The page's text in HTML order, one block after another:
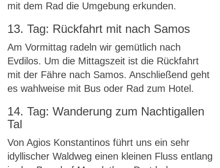
mit dem Rad die Umgebung erkunden.
13. Tag: Rückfahrt mit nach Samos
Am Vormittag radeln wir gemütlich nach
Evdilos. Um die Mittagszeit ist die Rückfahrt
mit der Fähre nach Samos. Anschließend geht
es wahlweise mit Bus oder Rad zum Hotel.
14. Tag: Wanderung zum Nachtigallen
Tal
Von Agios Konstantinos führt uns ein sehr
idyllischer Waldweg einen kleinen Fluss entlang